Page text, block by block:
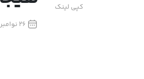
26 نوامبر 2024
کپی لینک